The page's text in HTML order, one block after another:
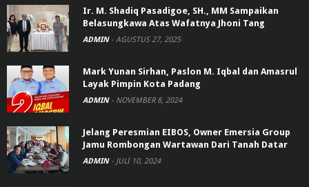
Ir. M. Shadiq Pasadigoe, SH., MM Sampaikan
Belasungkawa Atas Wafatnya Jhoni Tang
ADMIN - AGUSTUS 27, 2025
Mark Yunan Sirhan, Paslon M. Iqbal dan Amasrul
Layak Pimpin Kota Padang
ADMIN - NOVEMBER 8, 2024
Jelang Peresmian EIBOS, Owner Emersia Group
Jamu Rombongan Wartawan Dari Tanah Datar
ADMIN - JULI 10, 2024